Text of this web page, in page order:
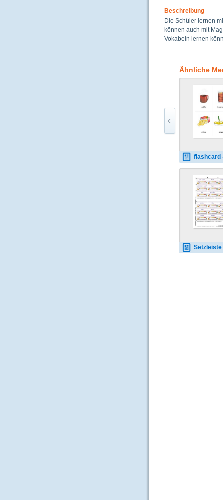
Beschreibung
Die Schüler lernen
können auch mit
Vokabeln lernen
Ähnliche
flashcard - food-
Setzleiste_travel-traffic